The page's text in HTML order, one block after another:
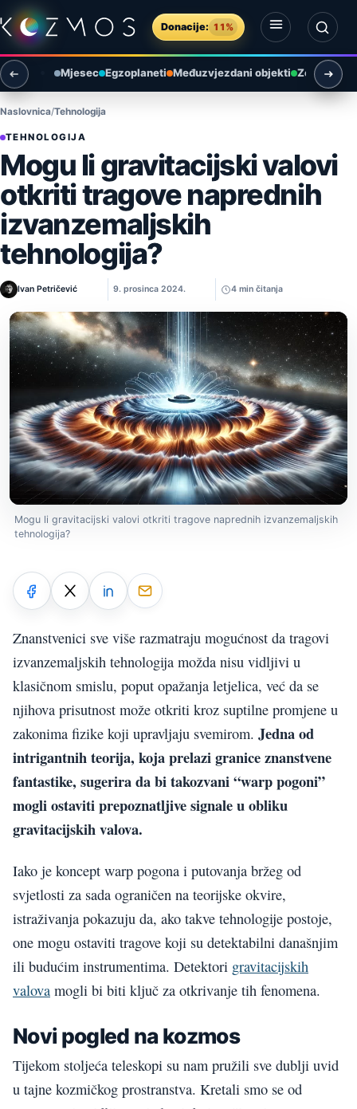
Preskoči na sadržaj
Donacije: 11%
Otvori izbornik
Otvori pretragu
Mjesec Egzoplaneti Međuzvjezdani objekti Zemlja i
Naslovnica Tehnologija
TEHNOLOGIJA
Mogu li gravitacijski valovi
otkriti tragove naprednih
izvanzemaljskih
tehnologija?
Ivan Petričević 9. prosinca 2024. 4 min čitanja
Mogu li gravitacijski valovi otkriti tragove naprednih izvanzemaljskih
tehnologija?
Znanstvenici sve više razmatraju mogućnost da tragovi
izvanzemaljskih tehnologija možda nisu vidljivi u
klasičnom smislu, poput opažanja letjelica, već da se
njihova prisutnost može otkriti kroz suptilne promjene u
zakonima fizike koji upravljaju svemirom. Jedna od
intrigantnih teorija, koja prelazi granice znanstvene
fantastike, sugerira da bi takozvani “warp pogoni”
mogli ostaviti prepoznatljive signale u obliku
gravitacijskih valova.
Iako je koncept warp pogona i putovanja bržeg od
svjetlosti za sada ograničen na teorijske okvire,
istraživanja pokazuju da, ako takve tehnologije postoje,
one mogu ostaviti tragove koji su detektabilni današnjim
ili budućim instrumentima. Detektori gravitacijskih
valova mogli bi biti ključ za otkrivanje tih fenomena.
Novi pogled na kozmos
Tijekom stoljeća teleskopi su nam pružili sve dublji uvid
u tajne kozmičkog prostranstva. Kretali smo se od